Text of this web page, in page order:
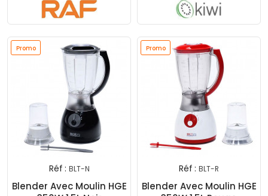
Promo
Réf : BLT-N
Blender Avec Moulin HGE
Promo
Réf : BLT-R
Blender Avec Moulin HGE